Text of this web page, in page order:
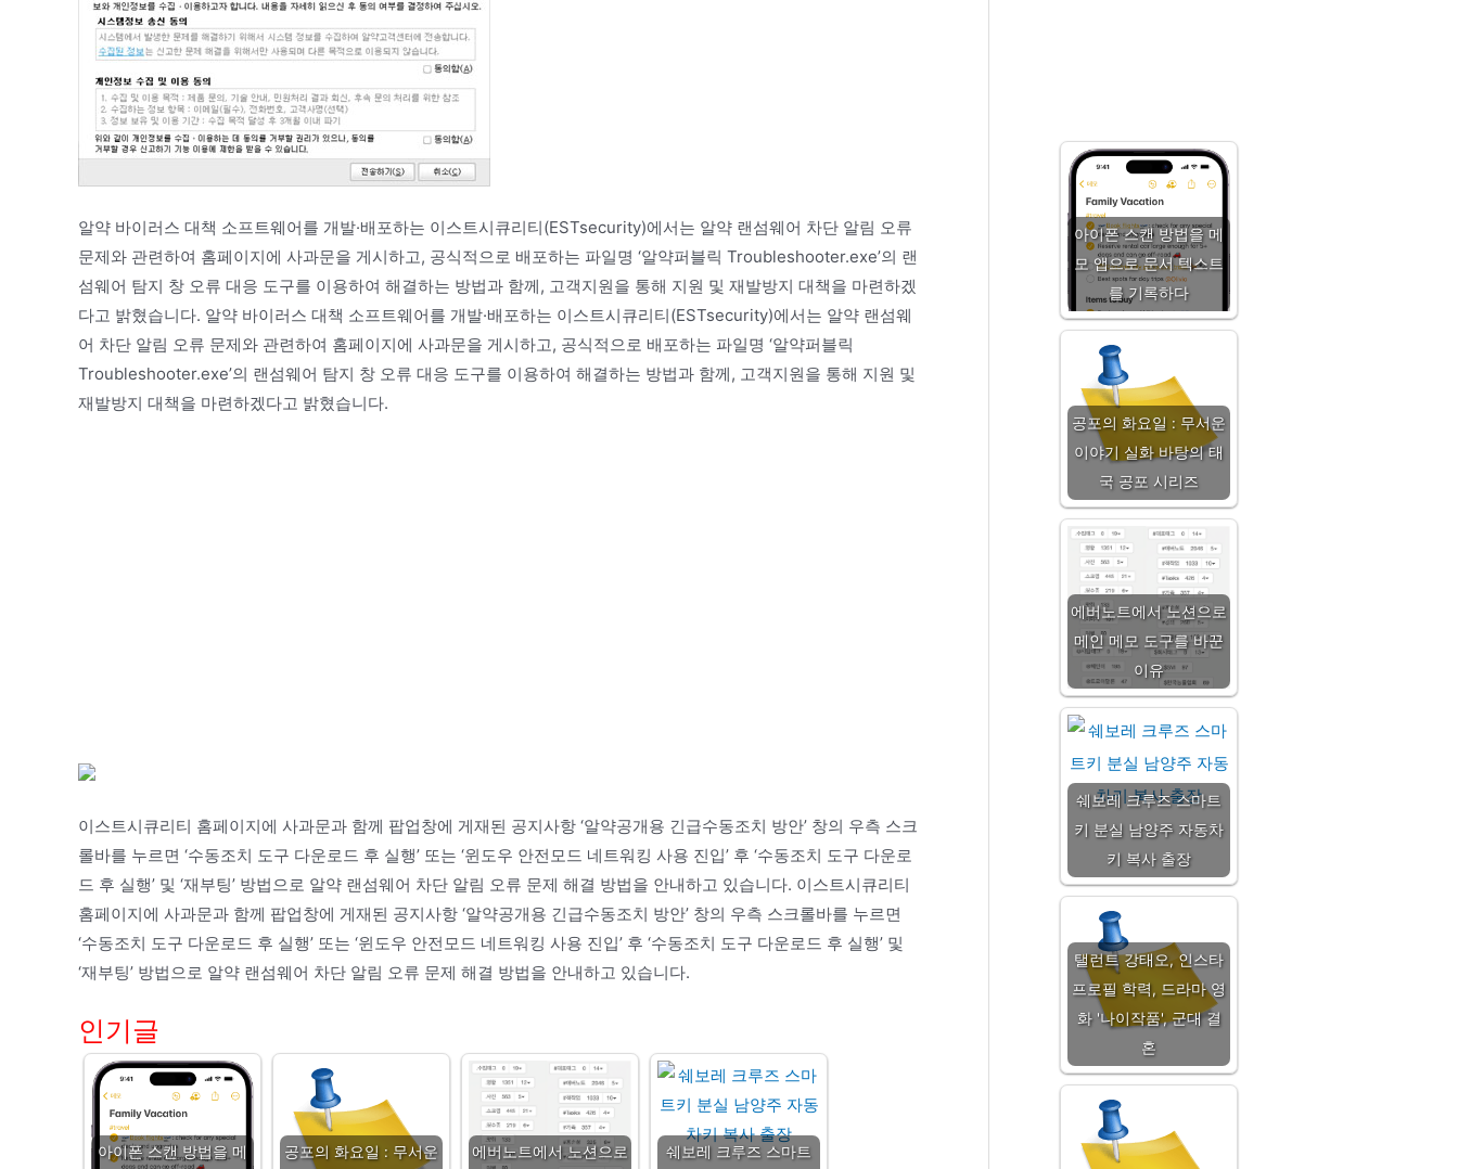
알약 바이러스 대책 소프트웨어를 개발·배포하는 이스트시큐리티(ESTsecurity)에서는 알약 랜섬웨어 차단 알림 오류
문제와 관련하여 홈페이지에 사과문을 게시하고, 공식적으로 배포하는 파일명 ‘알약퍼블릭 Troubleshooter.exe’의 랜
섬웨어 탐지 창 오류 대응 도구를 이용하여 해결하는 방법과 함께, 고객지원을 통해 지원 및 재발방지 대책을 마련하겠
다고 밝혔습니다. 알약 바이러스 대책 소프트웨어를 개발·배포하는 이스트시큐리티(ESTsecurity)에서는 알약 랜섬웨
어 차단 알림 오류 문제와 관련하여 홈페이지에 사과문을 게시하고, 공식적으로 배포하는 파일명 ‘알약퍼블릭
Troubleshooter.exe’의 랜섬웨어 탐지 창 오류 대응 도구를 이용하여 해결하는 방법과 함께, 고객지원을 통해 지원 및
재발방지 대책을 마련하겠다고 밝혔습니다.
이스트시큐리티 홈페이지에 사과문과 함께 팝업창에 게재된 공지사항 ‘알약공개용 긴급수동조치 방안’ 창의 우측 스크
롤바를 누르면 ‘수동조치 도구 다운로드 후 실행’ 또는 ‘윈도우 안전모드 네트워킹 사용 진입’ 후 ‘수동조치 도구 다운로
드 후 실행’ 및 ‘재부팅’ 방법으로 알약 랜섬웨어 차단 알림 오류 문제 해결 방법을 안내하고 있습니다. 이스트시큐리티
홈페이지에 사과문과 함께 팝업창에 게재된 공지사항 ‘알약공개용 긴급수동조치 방안’ 창의 우측 스크롤바를 누르면
‘수동조치 도구 다운로드 후 실행’ 또는 ‘윈도우 안전모드 네트워킹 사용 진입’ 후 ‘수동조치 도구 다운로드 후 실행’ 및
‘재부팅’ 방법으로 알약 랜섬웨어 차단 알림 오류 문제 해결 방법을 안내하고 있습니다.
인기글
아이폰 스캔 방법을 메
공포의 화요일 : 무서운
에버노트에서 노션으로
쉐보레 크루즈 스마트
아이폰 스캔 방법을 메
모 앱으로 문서 텍스트
를 기록하다
공포의 화요일 : 무서운
이야기 실화 바탕의 태
국 공포 시리즈
에버노트에서 노션으로
메인 메모 도구를 바꾼
이유
쉐보레 크루즈 스마트
키 분실 남양주 자동차
키 복사 출장
탤런트 강태오, 인스타
프로필 학력, 드라마 영
화 '나이작품', 군대 결
혼